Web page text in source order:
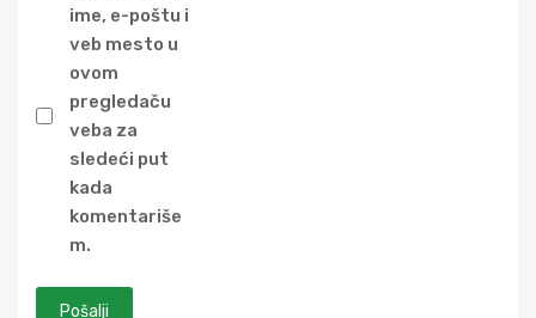
ime, e-poštu i
veb mesto u
ovom
pregledaču
veba za
sledeći put
kada
komentariše
m.